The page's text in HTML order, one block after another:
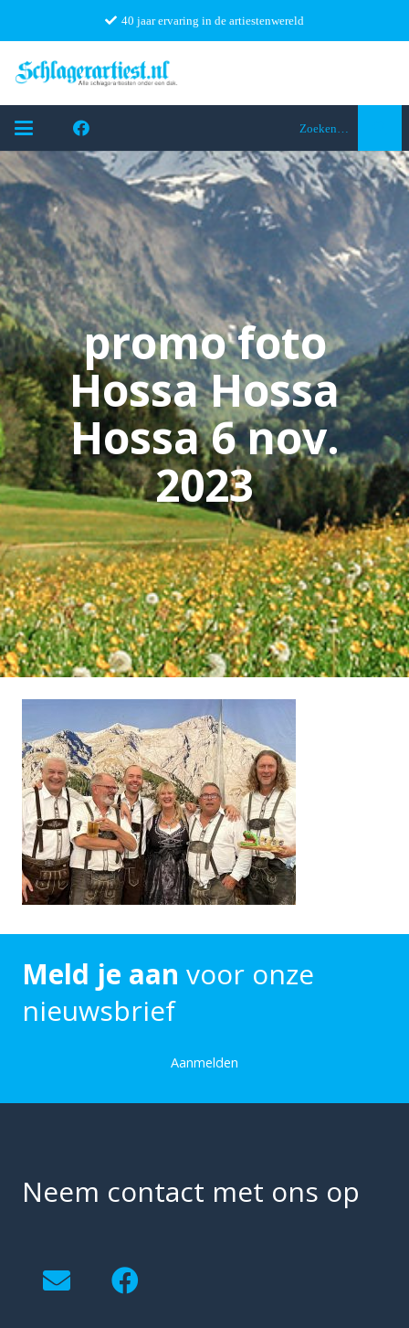
40 jaar ervaring in de artiestenwereld
Zoeken…
promo foto
Hossa Hossa
Hossa 6 nov.
2023
Meld je aan voor onze
nieuwsbrief
Aanmelden
Neem contact met ons op